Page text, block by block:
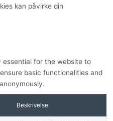
kan påvirke din
essential for the website to
basic functionalities and
Beskrivelse